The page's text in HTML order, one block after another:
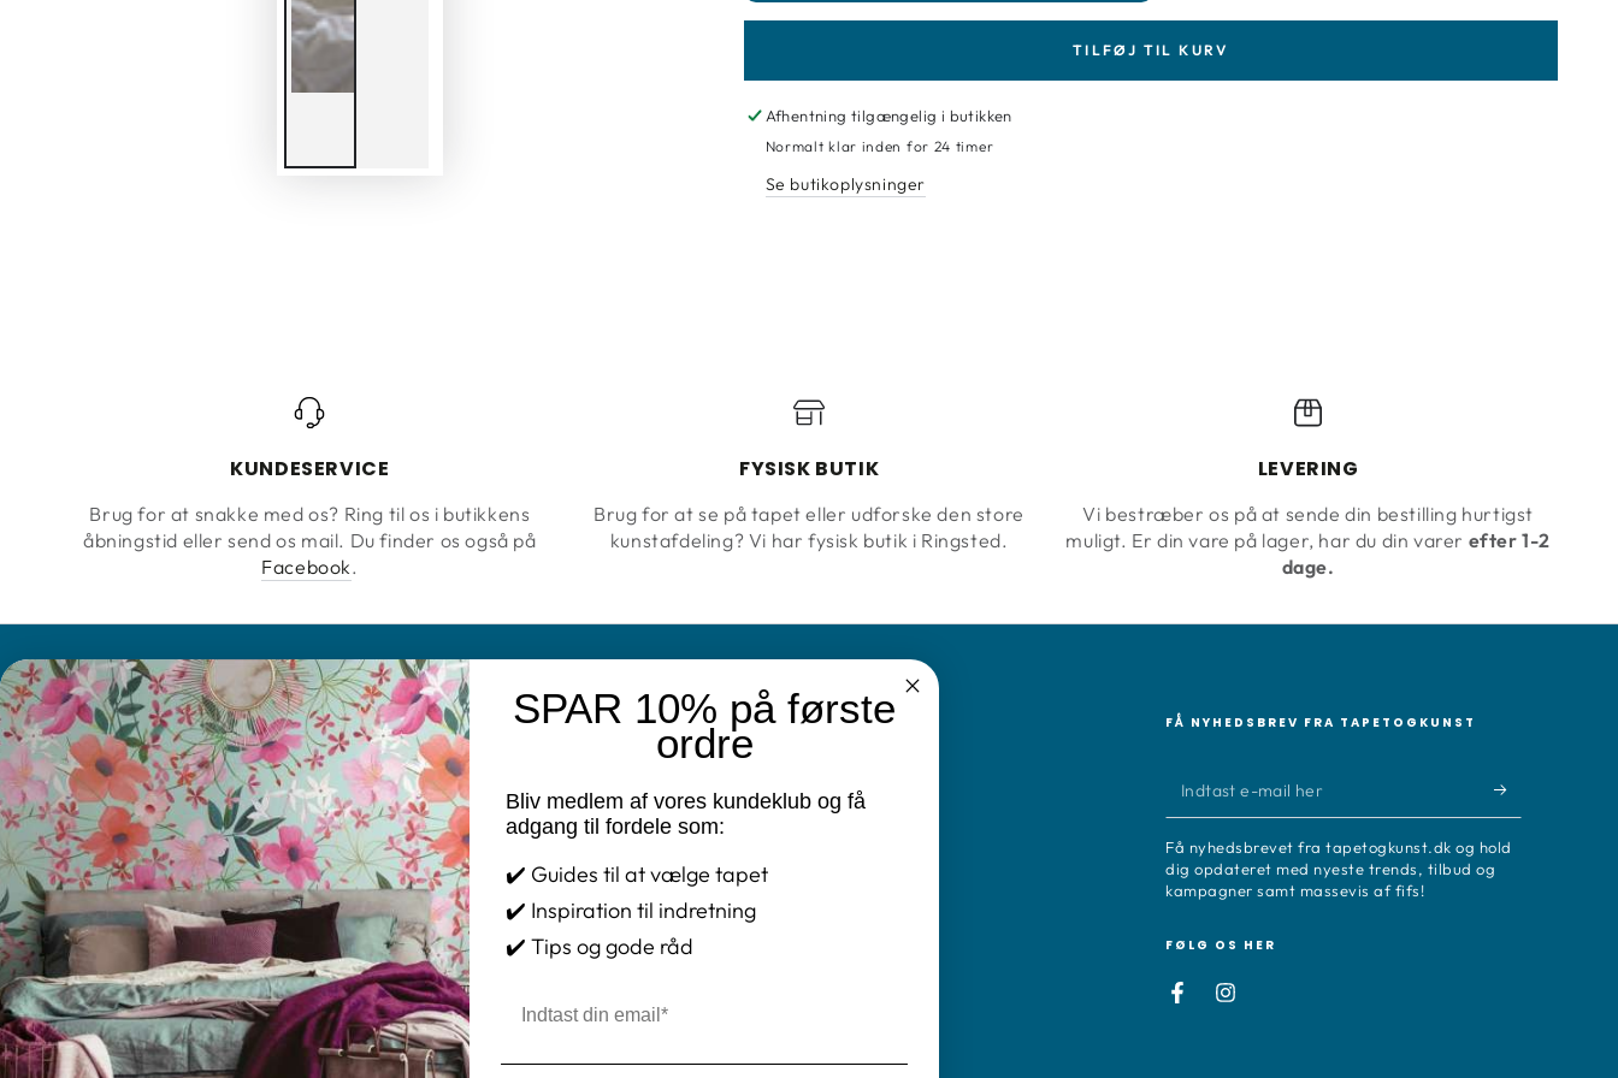
TILFØJ TIL KURV
Afhentning tilgængelig i butikken
Normalt klar inden for 24 timer
Se butikoplysninger
KUNDESERVICE
Brug for at snakke med os? Ring til os i butikkens
åbningstid eller send os mail. Du finder os også på
Facebook.
FYSISK BUTIK
Brug for at se på tapet eller udforske den store
kunstafdeling? Vi har fysisk butik i Ringsted.
LEVERING
Vi bestræber os på at sende din bestilling hurtigst
muligt. Er din vare på lager, har du din varer efter 1-2
dage.
KONTAKT
Farvebuen Annette Jensen
Tlf. 25 78 11 48
Mail: info@tapetogkunst.dk
Adresse: Møllegade 2 – 4100 Ringsted
CVR-nr.: 14411909
Åbningstider:
Mandag- torsdag 09.00-17.30
Fredag 09.00-18.00
Lørdag 09.00-14.00
INFORMATION
Brands
Cookie og Privatlivspolitik
FAQ
Fortrydelsesret
Handelsbetingelser
Kontakt
Rundtur i butikken
Fortryd køb
FÅ NYHEDSBREV FRA TAPETOGKUNST
Indtast
e-
mail
her
Få nyhedsbrevet fra tapetogkunst.dk og hold
dig opdateret med nyeste trends, tilbud og
kampagner samt massevis af fifs!
FØLG OS HER
FacebookInstagram
SPAR 10% på første
ordre
Bliv medlem af vores kundeklub og få
adgang til fordele som:
✔️ Guides til at vælge tapet
✔️ Inspiration til indretning
✔️ Tips og gode råd